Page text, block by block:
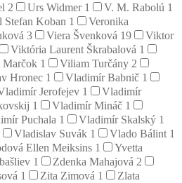
2 Urs Widmer 1 V. M. Rabolú 1
Stefan Koban 1
Veronika
3 Viera Švenková 19
Viktor
Viktória Laurent Škrabalová 1
1 Viliam Turčány 2
Hronec 1 Vladimír Babnič 1
Jerofejev 1
Vladimír
1 Vladimír Mináč 1
Puchala 1 Vladimír Skalský 1
Vladislav Suvák 1 Vlado Bálint 1
Ellen Meiksins 1
Yvetta
1 Zdenka Mahajová 2
1 Zita Zimová 1
Zlata